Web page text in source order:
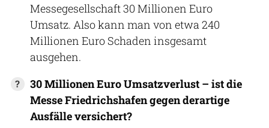
Messegesellschaft 30 Millionen Euro
Umsatz. Also kann man von etwa 240
Millionen Euro Schaden insgesamt
ausgehen.
30 Millionen Euro Umsatzverlust – ist die
Messe Friedrichshafen gegen derartige
Ausfälle versichert?